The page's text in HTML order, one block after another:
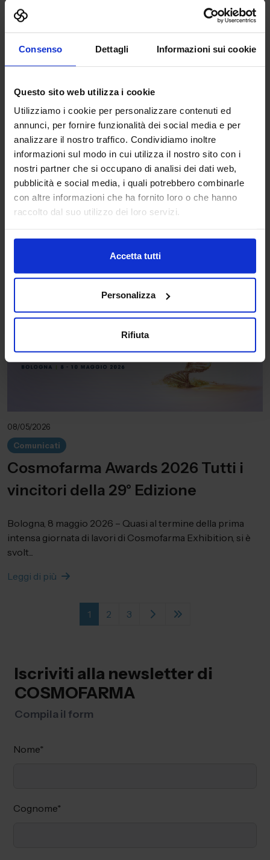
Consenso Dettagli Informazioni sui cookie
Questo sito web utilizza i cookie
Utilizziamo i cookie per personalizzare contenuti ed
annunci, per fornire funzionalità dei social media e per
analizzare il nostro traffico. Condividiamo inoltre
informazioni sul modo in cui utilizza il nostro sito con i
nostri partner che si occupano di analisi dei dati web,
pubblicità e social media, i quali potrebbero combinarle
con altre informazioni che ha fornito loro o che hanno
raccolto dal suo utilizzo dei loro servizi.
Accetta tutti
Personalizza
Rifiuta
08/05/2026
COSMETIC SUMMIT 2026: LA
BELLEZZA DIVENTA LINGUAGGIO,
LA FARMACIA SEMPRE PIÙ HUB DI
BENESSERE
Bologna, 08 maggio 2026 – Fra gli appuntamenti più
significativi di Cosmofarma Exhibition 2026 (in
programma da...
Leggi di più
08/05/2026
Comunicati
Cosmofarma Awards 2026 Tutti i
vincitori della 29° Edizione
Bologna, 8 maggio 2026 – Quasi al termine della prima
intensa giornata di lavori di Cosmofarma Exhibition, si è
svolt...
Leggi di più
1 2 3
Iscriviti alla newsletter di
COSMOFARMA
Compila il form
Nome*
Cognome*